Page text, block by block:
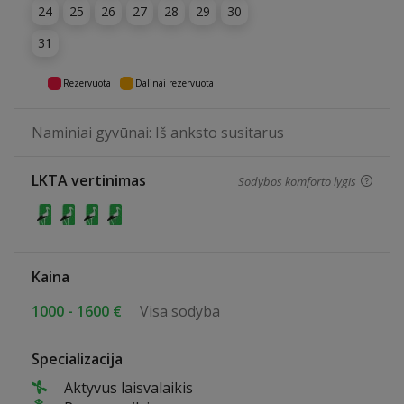
24
25 26 27 28 29
30
31
Rezervuota Dalinai rezervuota
Naminiai gyvūnai: Iš anksto susitarus
LKTA vertinimas Sodybos komforto lygis
Kaina
1000 - 1600 €
Visa sodyba
Specializacija
Aktyvus laisvalaikis